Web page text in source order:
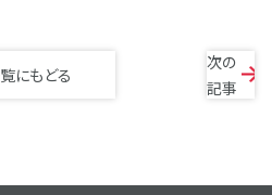
にもどる
次の
記事